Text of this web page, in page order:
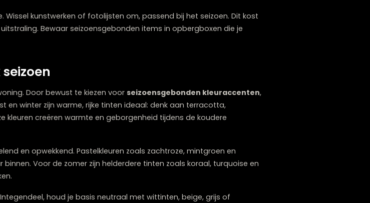
passen bij de gewenste seizoenssfeer. In de herfst en winter creëren kaarsen
knusse sfeer. In de lente en zomer kun je kiezen voor frisse geuren zoals
Wissel kunstwerken of fotolijsten om, passend bij het seizoen. Dit kost
uitstraling. Bewaar seizoensgebonden items in opbergboxen die je
seizoen
in je woning. Door bewust te kiezen voorseizoensgebonden kleuraccenten
herfst en winter zijn warme, rijke tinten ideaal: denk aan terracotta,